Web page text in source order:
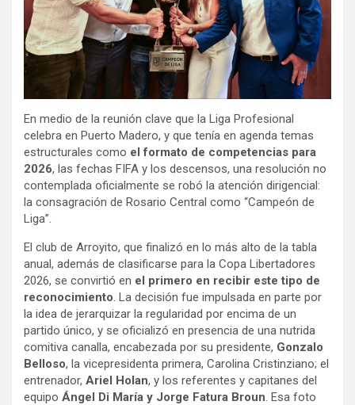
En medio de la reunión clave que la Liga Profesional
celebra en Puerto Madero, y que tenía en agenda temas
estructurales como el formato de competencias para
2026, las fechas FIFA y los descensos, una resolución no
contemplada oficialmente se robó la atención dirigencial:
la consagración de Rosario Central como “Campeón de
Liga”.
El club de Arroyito, que finalizó en lo más alto de la tabla
anual, además de clasificarse para la Copa Libertadores
2026, se convirtió en el primero en recibir este tipo de
reconocimiento. La decisión fue impulsada en parte por
la idea de jerarquizar la regularidad por encima de un
partido único, y se oficializó en presencia de una nutrida
comitiva canalla, encabezada por su presidente, Gonzalo
Belloso, la vicepresidenta primera, Carolina Cristinziano; el
entrenador, Ariel Holan, y los referentes y capitanes del
equipo Ángel Di María y Jorge Fatura Broun. Esa foto